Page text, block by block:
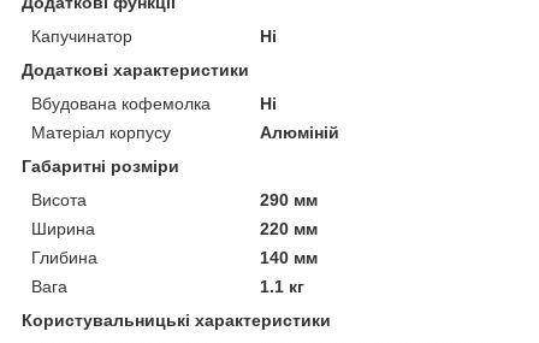
Капучинатор
Ні
Додаткові характеристики
Вбудована кофемолка
Ні
Матеріал корпусу
Алюміній
Габаритні розміри
Висота
290 мм
Ширина
220 мм
Глибина
140 мм
Вага
1.1 кг
Користувальницькі характеристики